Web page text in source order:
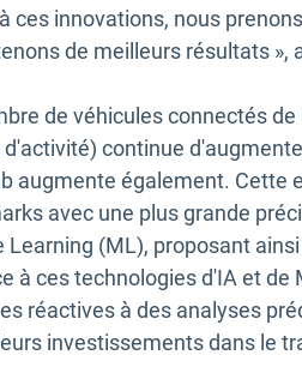
ces innovations, nous
de meilleurs résultats »,
de véhicules connectés
continue
augmente également. Cette
avec une plus grande
Learning (ML), proposant
à ces technologies d'IA et
réactives à des analyses
investissements dans le